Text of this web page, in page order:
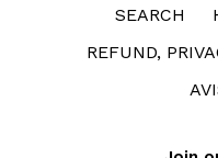
SEARCH
REFUND,